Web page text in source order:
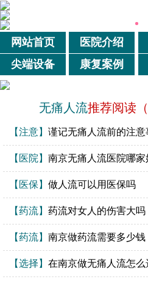
网站首页 医院介绍
尖端设备
康复案例
无痛人流推荐阅读
【注意】 谨记无痛人流前的注意
【医院】 南京无痛人流医院哪家
【医保】 做人流可以用医保吗
【药流】 药流对女人的伤害大吗
【药流】 南京做药流需要多少钱
【选择】 在南京做无痛人流怎么